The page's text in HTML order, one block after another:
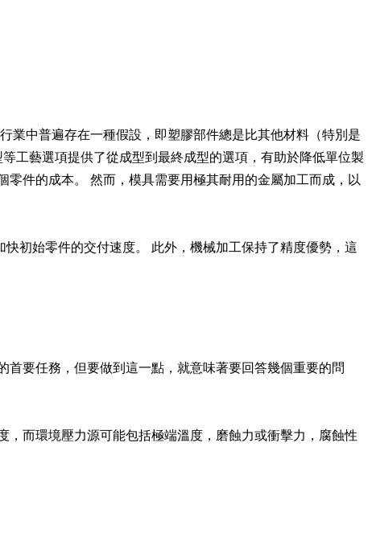
業中普遍存在一種假設，即塑膠部件總是比其他材料（特別是
工藝選項提供了從成型到最終成型的選項，有助於降低單位製
件的成本。 然而，模具需要用極其耐用的金屬加工而成，以
初始零件的交付速度。 此外，機械加工保持了精度優勢，這
要任務，但要做到這一點，就意味著要回答幾個重要的問
而環境壓力源可能包括極端溫度，磨蝕力或衝擊力，腐蝕性